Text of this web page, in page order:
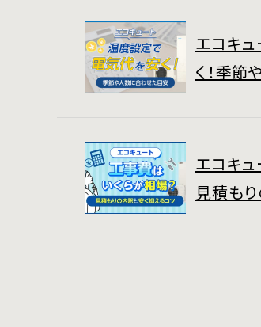
エコキ
く！季
エコキ
見積も